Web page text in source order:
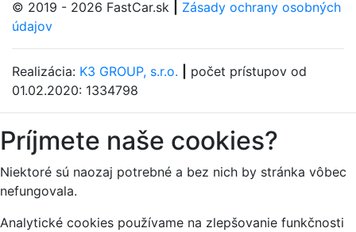
© 2019 - 2026 FastCar.sk
Zásady ochrany osobných
údajov
Realizácia: K3 GROUP, s.r.o.
počet prístupov od
01.02.2020: 1334798
Príjmete naše cookies?
Niektoré sú naozaj potrebné a bez nich by stránka vôbec
nefungovala.
Analytické cookies používame na zlepšovanie funkčnosti